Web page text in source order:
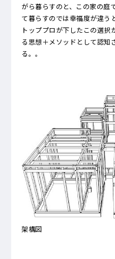
がら暮らすのと、この家の庭
て暮らすのでは幸福度が違う
トッププロが下したこの選
る思想＋メソッドとして認知
る。。
架構図